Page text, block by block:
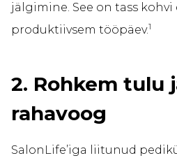
jälgimine. See on tass kohvi
produktiivsem tööpäev.1
2. Rohkem tulu
rahavoog
SalonLife’iga liitunud